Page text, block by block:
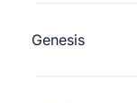
Genesis